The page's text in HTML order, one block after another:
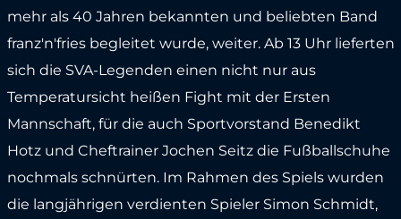
mehr als 40 Jahren bekannten und beliebten Band
franz'n'fries begleitet wurde, weiter. Ab 13 Uhr lieferten
sich die SVA-Legenden einen nicht nur aus
Temperatursicht heißen Fight mit der Ersten
Mannschaft, für die auch Sportvorstand Benedikt
Hotz und Cheftrainer Jochen Seitz die Fußballschuhe
nochmals schnürten. Im Rahmen des Spiels wurden
die langjährigen verdienten Spieler Simon Schmidt,